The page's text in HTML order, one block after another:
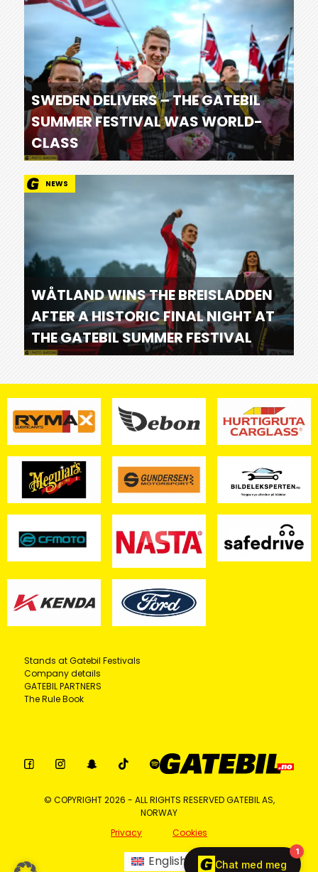
SWEDEN DELIVERS – THE GATEBIL
SUMMER FESTIVAL WAS WORLD-
CLASS
NEWS
WÅTLAND WINS THE BREISLADDEN
AFTER A HISTORIC FINAL NIGHT AT
THE GATEBIL SUMMER FESTIVAL
Stands at Gatebil Festivals
Company details
GATEBIL PARTNERS
The Rule Book
© COPYRIGHT 2026 - ALL RIGHTS RESERVED GATEBIL AS,
NORWAY
Privacy
Cookies
English